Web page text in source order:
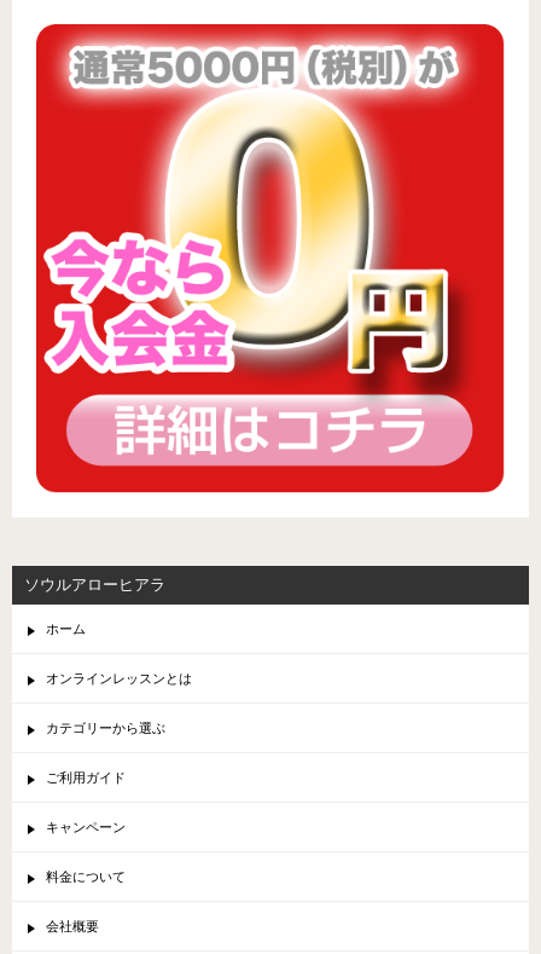
ソウルアローヒアラ
ホーム
オンラインレッスンとは
カテゴリーから選ぶ
ご利用ガイド
キャンペーン
料金について
会社概要